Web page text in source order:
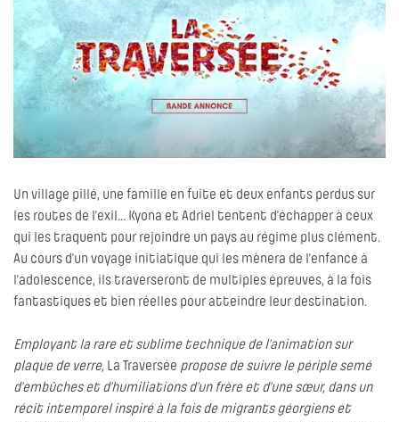
Un village pillé, une famille en fuite et deux enfants perdus sur
les routes de l’exil… Kyona et Adriel tentent d’échapper à ceux
qui les traquent pour rejoindre un pays au régime plus clément.
Au cours d’un voyage initiatique qui les mènera de l’enfance à
l’adolescence, ils traverseront de multiples épreuves, à la fois
fantastiques et bien réelles pour atteindre leur destination.
Employant la rare et sublime technique de l'animation sur
plaque de verre, La Traversée propose de suivre le périple semé
d’embûches et d’humiliations d’un frère et d’une sœur, dans un
récit intemporel inspiré à la fois de migrants géorgiens et